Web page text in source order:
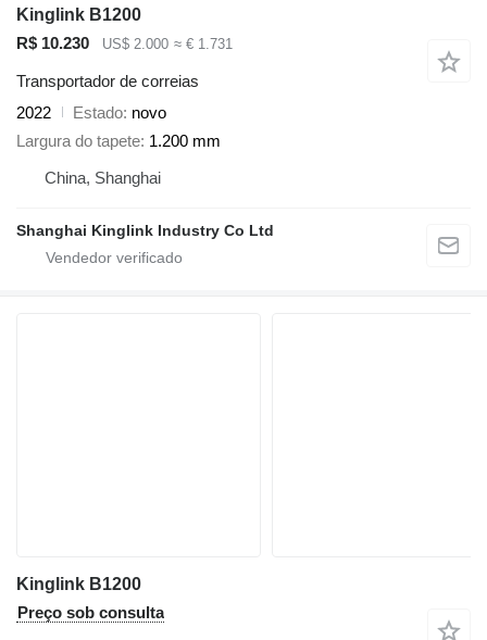
Kinglink B1200
R$ 10.230
US$ 2.000 ≈ € 1.731
Transportador de correias
2022
Estado novo
Largura do tapete 1.200 mm
China, Shanghai
Shanghai Kinglink Industry Co Ltd
Kinglink B1200
Preço sob consulta